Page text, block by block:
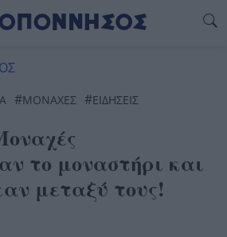
#ΜΟΝΑΧΕΣ #ΕΙΔΗΣΕΙΣ
το μοναστήρι και
μεταξύ τους!